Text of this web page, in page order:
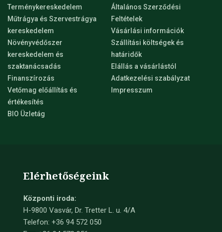
Terménykereskedelem
Műtrágya és Szervestrágya
kereskedelem
Növényvédőszer
kereskedelem és
szaktanácsadás
Finanszírozás
Vetőmag előállítás és
értékesítés
BIO Üzletág
Általános Szerződési
Feltételek
Vásárlási információk
Szállítási költségek és
határidők
Elállás a vásárlástól
Adatkezelési szabályzat
Impresszum
Elérhetőségeink
Központi iroda:
H-9800 Vasvár, Dr. Tretter L. u. 4/A
Telefon: +36 94 572 050